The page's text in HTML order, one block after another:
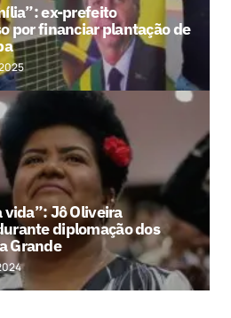
ex-prefeito
por financiar plantação de
vida”: Jô Oliveira
diplomação dos
Grande